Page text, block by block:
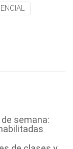
semana: